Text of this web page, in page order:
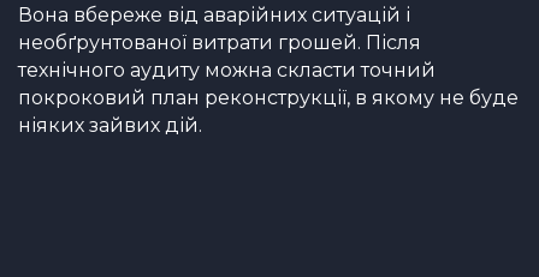
Вона вбереже від аварійних ситуацій і
необґрунтованої витрати грошей. Після
технічного аудиту можна скласти точний
покроковий план реконструкції, в якому не буде
ніяких зайвих дій.